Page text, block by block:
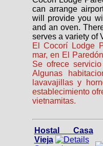
can arrange
will provide you
and an oven.
serves a variety of
El Cocorí Lodge
mar, en El
Se ofrece
Algunas
lavavajillas y
establecimiento
vietnamitas.
Hostal Casa
Vieja